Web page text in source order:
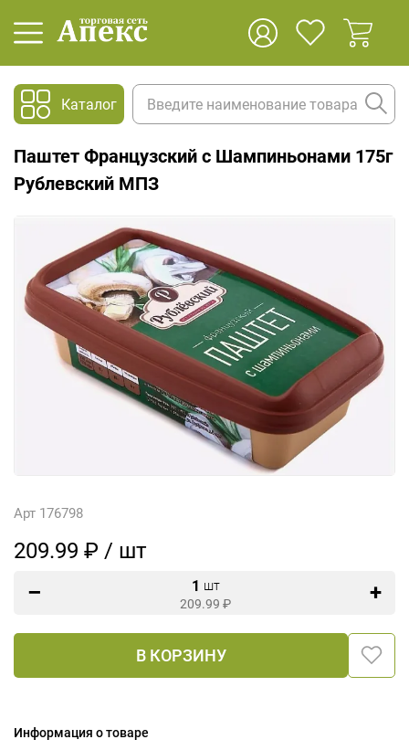
Каталог
Паштет Французский с Шампиньонами 175г
Рублевский МПЗ
Арт 176798
209.99 ₽ / шт
1 шт
209.99 ₽
В КОРЗИНУ
Информация о товаре